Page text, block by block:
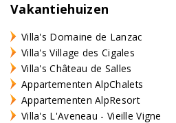
Vakantiehuizen
Villa's Domaine de Lanzac
Villa's Village des Cigales
Villa's Château de Salles
Appartementen AlpChalets
Appartementen AlpResort
Villa's L'Aveneau - Vieille Vigne